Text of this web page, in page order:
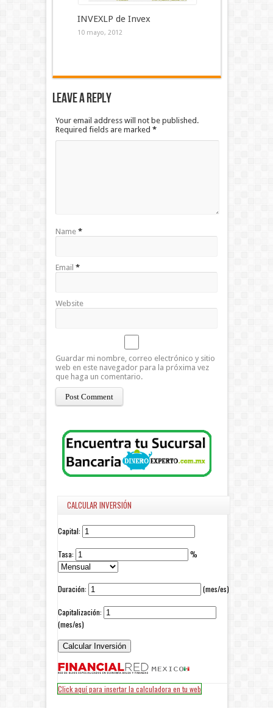
INVEXLP de Invex
10 mayo, 2012
Leave a Reply
Your email address will not be published.
Required fields are marked *
Name *
Email *
Website
Guardar mi nombre, correo electrónico y sitio
web en este navegador para la próxima vez
que haga un comentario.